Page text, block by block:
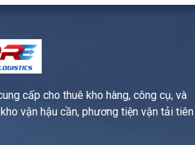
cấp cho thuê kho hàng, công cụ, và
vận hậu cần, phương tiện vận tải tiên